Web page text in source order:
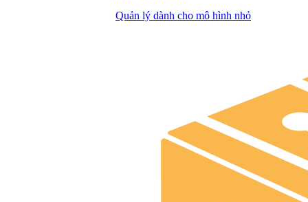
Quản lý dành cho mô hình nhỏ